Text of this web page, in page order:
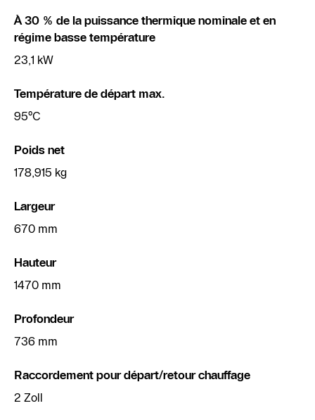
À 30 % de la puissance thermique nominale et en
régime basse température
23,1 kW
Température de départ max.
95°C
Poids net
178,915 kg
Largeur
670 mm
Hauteur
1470 mm
Profondeur
736 mm
Raccordement pour départ/retour chauffage
2 Zoll